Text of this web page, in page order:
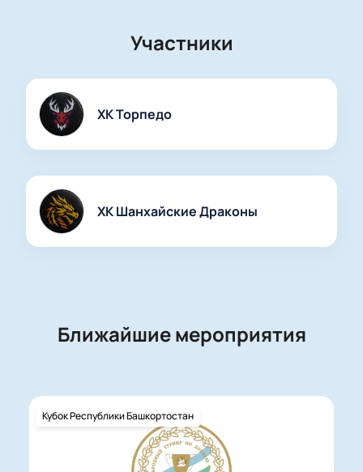
Возможность заказа для корпоративных
клиентов
Заказ билетов по телефону для вашего
удобства
Актуальные цены указаны заранее на сайте
Участники
ХК Торпедо
ХК Шанхайские Драконы
Ближайшие мероприятия
Кубок Республики Башкортостан